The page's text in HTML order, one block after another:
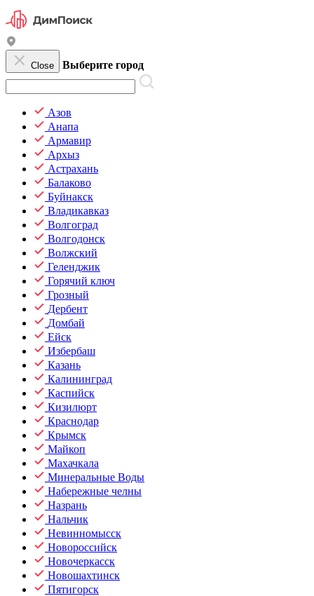
Close Выберите город
Азов
Анапа
Армавир
Архыз
Астрахань
Балаково
Буйнакск
Владикавказ
Волгоград
Волгодонск
Волжский
Геленджик
Горячий ключ
Грозный
Дербент
Домбай
Ейск
Избербаш
Казань
Калининград
Каспийск
Кизилюрт
Краснодар
Крымск
Майкоп
Махачкала
Минеральные Воды
Набережные челны
Назрань
Нальчик
Невинномысск
Новороссийск
Новочеркасск
Новошахтинск
Пятигорск